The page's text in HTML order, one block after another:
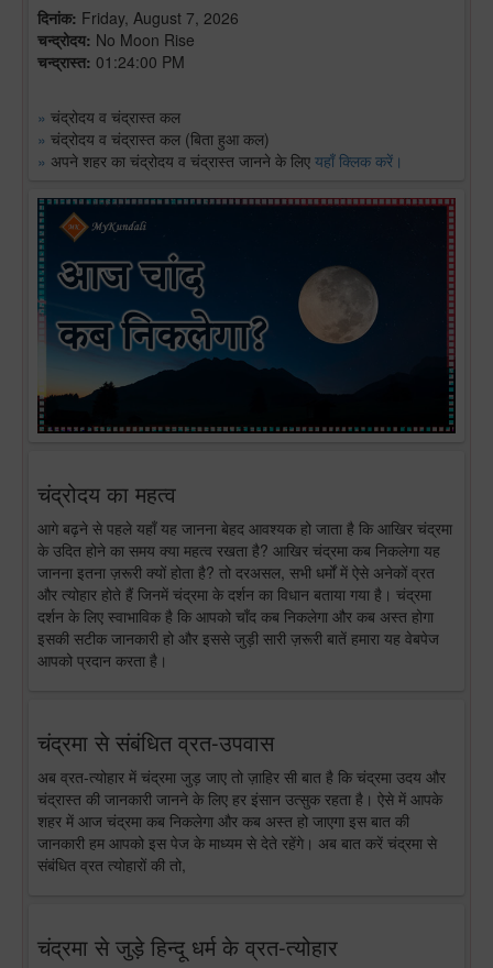
दिनांक: Friday, August 7, 2026
चन्द्रोदय: No Moon Rise
चन्द्रास्त: 01:24:00 PM
» चंद्रोदय व चंद्रास्त कल
» चंद्रोदय व चंद्रास्त कल (बिता हुआ कल)
» अपने शहर का चंद्रोदय व चंद्रास्त जानने के लिए यहाँ क्लिक करें।
चंद्रोदय का महत्व
आगे बढ़ने से पहले यहाँ यह जानना बेहद आवश्यक हो जाता है कि आखिर चंद्रमा
के उदित होने का समय क्या महत्व रखता है? आखिर चंद्रमा कब निकलेगा यह
जानना इतना ज़रूरी क्यों होता है? तो दरअसल, सभी धर्मों में ऐसे अनेकों व्रत
और त्योहार होते हैं जिनमें चंद्रमा के दर्शन का विधान बताया गया है। चंद्रमा
दर्शन के लिए स्वाभाविक है कि आपको चाँद कब निकलेगा और कब अस्त होगा
इसकी सटीक जानकारी हो और इससे जुड़ी सारी ज़रूरी बातें हमारा यह वेबपेज
आपको प्रदान करता है।
चंद्रमा से संबंधित व्रत-उपवास
अब व्रत-त्योहार में चंद्रमा जुड़ जाए तो ज़ाहिर सी बात है कि चंद्रमा उदय और
चंद्रास्त की जानकारी जानने के लिए हर इंसान उत्सुक रहता है। ऐसे में आपके
शहर में आज चंद्रमा कब निकलेगा और कब अस्त हो जाएगा इस बात की
जानकारी हम आपको इस पेज के माध्यम से देते रहेंगे। अब बात करें चंद्रमा से
संबंधित व्रत त्योहारों की तो,
चंद्रमा से जुड़े हिन्दू धर्म के व्रत-त्योहार